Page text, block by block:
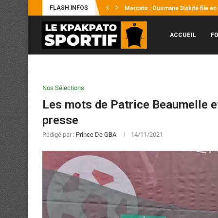
FLASH INFOS Mercato : Ousmane Diakité file
CAN féminine 2026 : des
Sporting Club de Gagnoa : Yaya
UFOA-B U20 2026 : les
Mercato : Thibault Yaméogo opte
Éléphants : la FIF officialise le
L’ONG UNISOCIAL offre une
CAN féminine 2026 / Reynald
ACCUEIL
Nos Sélections
Les mots de Patrice Beaumelle
presse
Rédigé par : Prince De GBA 14/11/2021